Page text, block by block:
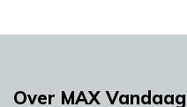
Over MAX Vandaag